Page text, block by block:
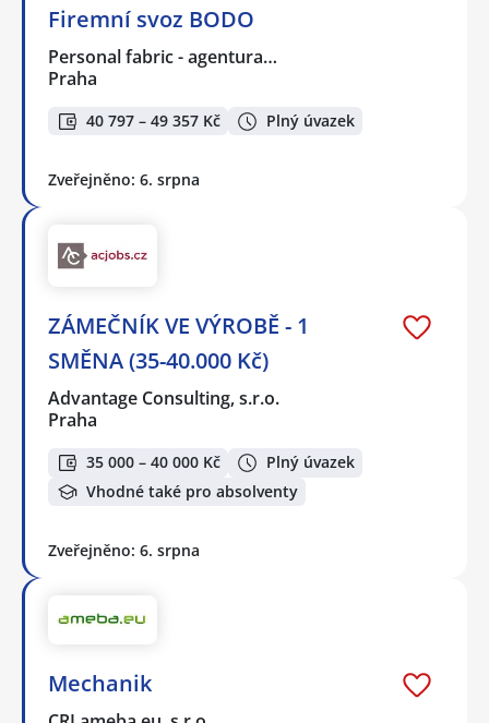
Firemní svoz BODO
Personal fabric - agentura…
Praha
40 797 – 49 357 Kč Plný úvazek
Zveřejněno: 6. srpna
ZÁMEČNÍK VE VÝROBĚ - 1
SMĚNA (35-40.000 Kč)
Advantage Consulting, s.r.o.
Praha
35 000 – 40 000 Kč
Plný úvazek
Vhodné také pro absolventy
Zveřejněno: 6. srpna
Mechanik